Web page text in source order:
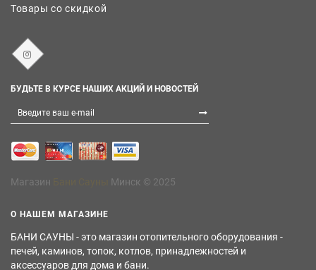
Товары со скидкой
БУДЬТЕ В КУРСЕ НАШИХ АКЦИЙ И НОВОСТЕЙ
Магазин Минск © 2025
О НАШЕМ МАГАЗИНЕ
БАНИ САУНЫ - это магазин отопительного оборудования -
печей, каминов, топок, котлов, принадлежностей и
аксессуаров для дома и бани.